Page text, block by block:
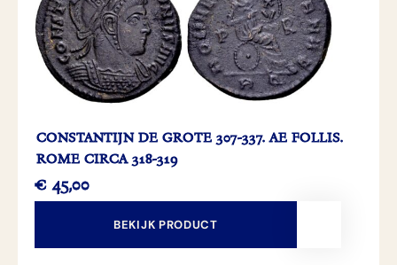
CONSTANTIJN DE GROTE 307-337. AE FOLLIS.
ROME CIRCA 318-319
€ 45,00
BEKIJK PRODUCT